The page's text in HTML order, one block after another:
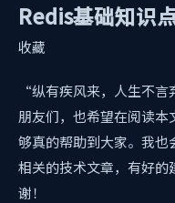
Redis基础知识
收藏
“纵有疾风来，人生不
朋友们，也希望在阅读本
够真的帮助到大家。我
相关的技术文章，有好
谢！